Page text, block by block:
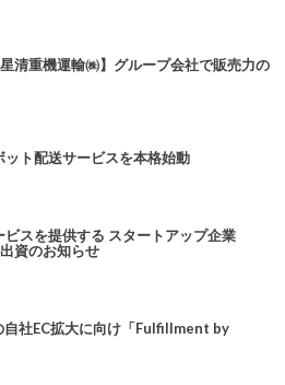
清重機運輸㈱】グループ会社で販売力の
ト配送サービスを本格始動
ビスを提供する スタートアップ企業
資のお知らせ
社EC拡大に向け「Fulfillment by